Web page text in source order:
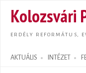
Kolozsvári
ERDÉLY REFORMÁTUS,
AKTUÁLIS INTÉZET
Search form